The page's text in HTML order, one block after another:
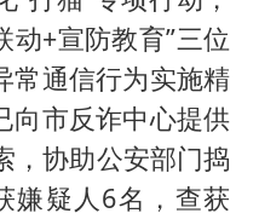
动+宣防教育”三位
常通信行为实施精
向市反诈中心提供
，协助公安部门捣
嫌疑人6名，查获